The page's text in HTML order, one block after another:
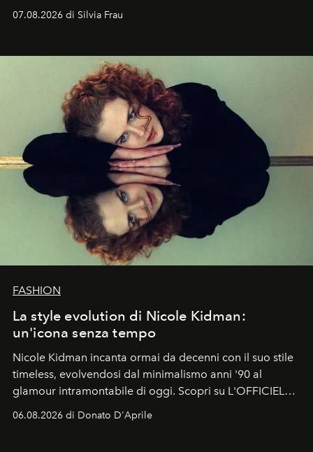
cognizione del tempo. Ma con quadranti così
07.08.2026 di Silvia Frau
FASHION
La style evolution di Nicole Kidman:
un'icona senza tempo
Nicole Kidman incanta ormai da decenni con il suo stile
timeless, evolvendosi dal minimalismo anni '90 al
glamour intramontabile di oggi. Scopri su L'OFFICIEL
Italia la sua style evolution.
06.08.2026 di Donato D'Aprile